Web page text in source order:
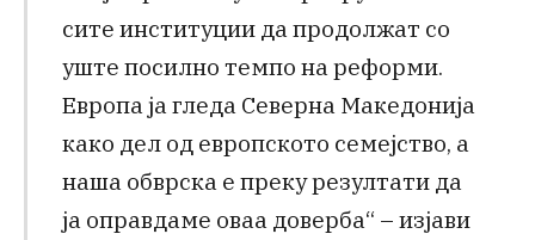
сите институции да продолжат со
уште посилно темпо на реформи.
Европа ја гледа Северна Македонија
како дел од европското семејство, а
наша обврска е преку резултати да
ја оправдаме оваа доверба“ – изјави